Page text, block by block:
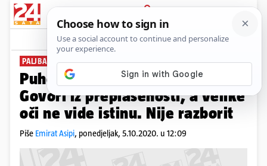
PRIJAVA
News Komentari
PALJBA SE NASTAVLJA
Puhovski uzvratio Milanoviću:
Govori iz preplašenosti, a velike
oči ne vide istinu. Nije razborit
Piše Emirat Asipi, ponedjeljak, 5.10.2020. u 12:09